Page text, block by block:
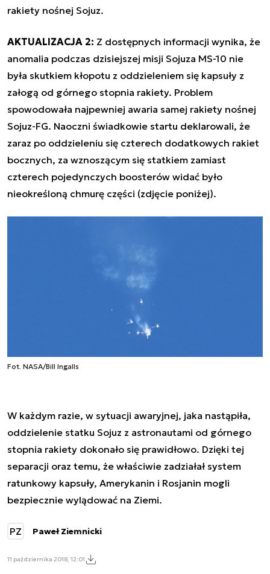
rakiety nośnej Sojuz.
AKTUALIZACJA 2: Z dostępnych informacji wynika, że
anomalia podczas dzisiejszej misji Sojuza MS-10 nie
była skutkiem kłopotu z oddzieleniem się kapsuły z
załogą od górnego stopnia rakiety. Problem
spowodowała najpewniej awaria samej rakiety nośnej
Sojuz-FG. Naoczni świadkowie startu deklarowali, że
zaraz po oddzieleniu się czterech dodatkowych rakiet
bocznych, za wznoszącym się statkiem zamiast
czterech pojedynczych boosterów widać było
nieokreśloną chmurę części (zdjęcie poniżej).
Fot. NASA/Bill Ingalls
W każdym razie, w sytuacji awaryjnej, jaka nastąpiła,
oddzielenie statku Sojuz z astronautami od górnego
stopnia rakiety dokonało się prawidłowo. Dzięki tej
separacji oraz temu, że właściwie zadziałał system
ratunkowy kapsuły, Amerykanin i Rosjanin mogli
bezpiecznie wylądować na Ziemi.
PZ Paweł Ziemnicki
11 października 2018, 12:01